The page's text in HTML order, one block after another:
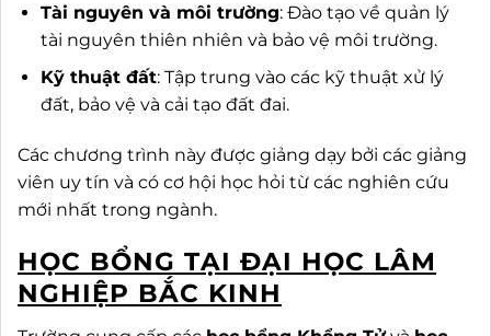
Tài nguyên và môi trường: Đào tạo về quản lý
tài nguyên thiên nhiên và bảo vệ môi trường.
Kỹ thuật đất: Tập trung vào các kỹ thuật xử lý
đất, bảo vệ và cải tạo đất đai.
Các chương trình này được giảng dạy bởi các giảng
viên uy tín và có cơ hội học hỏi từ các nghiên cứu
mới nhất trong ngành.
HỌC BỔNG TẠI ĐẠI HỌC LÂM
NGHIỆP BẮC KINH